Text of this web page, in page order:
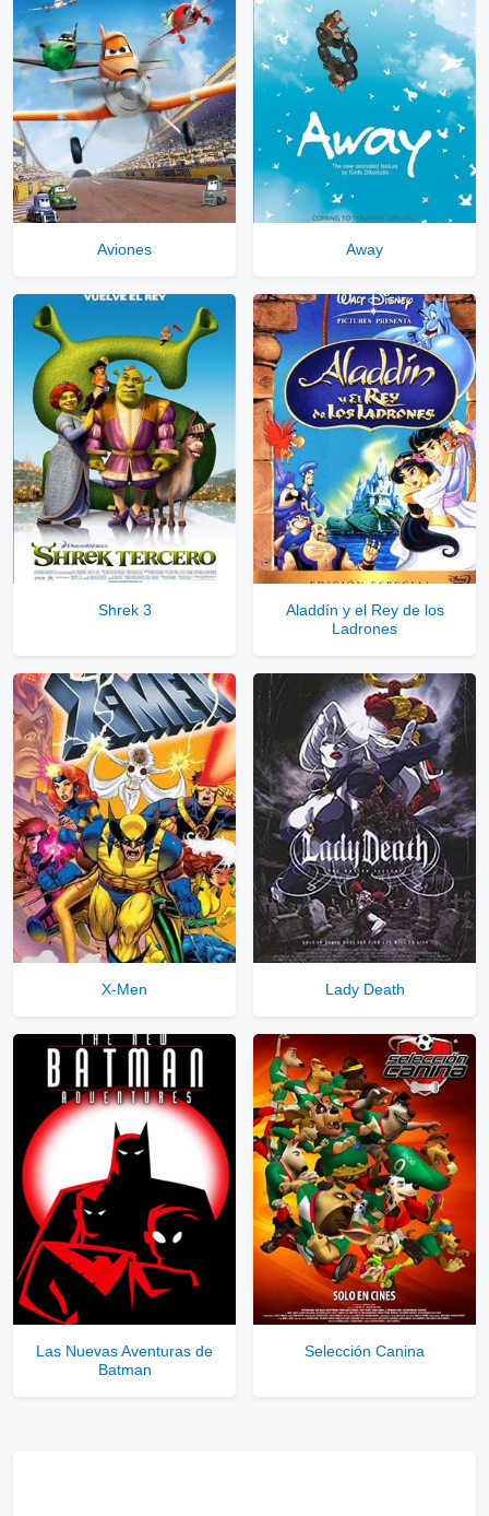
▷Enlaces Privados VIP⇓
Ver Enlaces Privados VIP
Servidores directos
Solo disponible para usuarios registrados.
Aviones Away
Shrek 3
Aladdín y el Rey de los
Ladrones
X-Men Lady Death
Las Nuevas Aventuras de
Batman
Selección Canina